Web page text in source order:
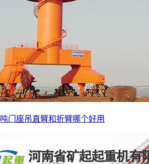
门座吊直臂和折臂哪个好用